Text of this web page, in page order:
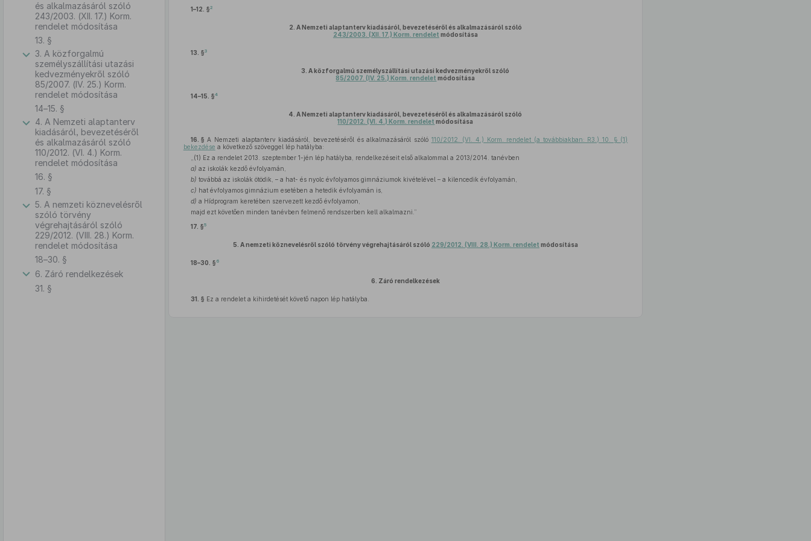
és alkalmazásáról szóló
243/2003. (XII. 17.) Korm.
rendelet módosítása
13. §
3. A közforgalmú
személyszállítási utazási
kedvezményekről szóló
85/2007. (IV. 25.) Korm.
rendelet módosítása
14–15. §
4. A Nemzeti alaptanterv
kiadásáról, bevezetéséről
és alkalmazásáról szóló
110/2012. (VI. 4.) Korm.
rendelet módosítása
16. §
17. §
5. A nemzeti köznevelésről
szóló törvény
végrehajtásáról szóló
229/2012. (VIII. 28.) Korm.
rendelet módosítása
18–30. §
6. Záró rendelkezések
31. §
1–12. §2
2. A Nemzeti alaptanterv kiadásáról, bevezetéséről és alkalmazásáról szóló
243/2003. (XII. 17.) Korm. rendelet módosítása
13. §3
3. A közforgalmú személyszállítási utazási kedvezményekről szóló
85/2007. (IV. 25.) Korm. rendelet módosítása
14–15. §4
4. A Nemzeti alaptanterv kiadásáról, bevezetéséről és alkalmazásáról szóló
110/2012. (VI. 4.) Korm. rendelet módosítása
16. § A Nemzeti alaptanterv kiadásáról, bevezetéséről és alkalmazásáról szóló 110/2012. (VI. 4.) Korm. rendelet (a továbbiakban: R3.) 10. § (1)
bekezdése a következő szöveggel lép hatályba:
„(1) Ez a rendelet 2013. szeptember 1-jén lép hatályba, rendelkezéseit első alkalommal a 2013/2014. tanévben
a) az iskolák kezdő évfolyamán,
b) továbbá az iskolák ötödik, – a hat- és nyolc évfolyamos gimnáziumok kivételével – a kilencedik évfolyamán,
c) hat évfolyamos gimnázium esetében a hetedik évfolyamán is,
d) a Hídprogram keretében szervezett kezdő évfolyamon,
majd ezt követően minden tanévben felmenő rendszerben kell alkalmazni.”
17. §5
5. A nemzeti köznevelésről szóló törvény végrehajtásáról szóló 229/2012. (VIII. 28.) Korm. rendelet módosítása
18–30. § 6
6. Záró rendelkezések
31. § Ez a rendelet a kihirdetését követő napon lép hatályba.